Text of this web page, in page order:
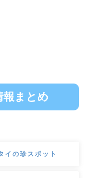
報まとめ
イの珍スポット